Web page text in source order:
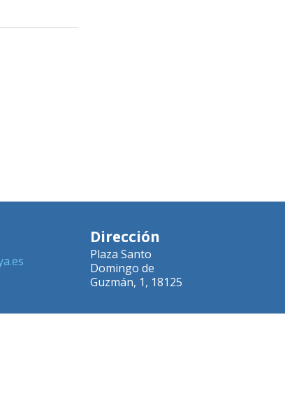
Dirección
Plaza Santo
Domingo de
Guzmán, 1, 18125